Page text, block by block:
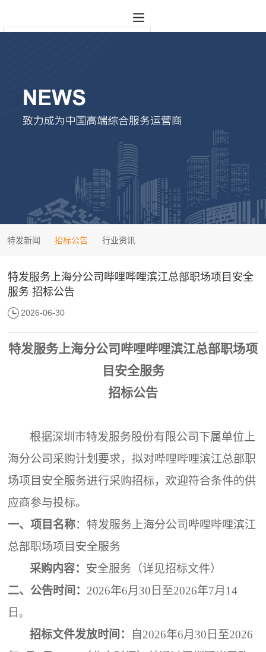
特发新闻 招标公告 行业资讯
特发服务上海分公司哔哩哔哩滨江总部职场项目安全
服务 招标公告
2026-06-30
特发服务上海分公司哔哩哔哩滨江总部职场项
目安全服务
招标公告
根据深圳市特发服务股份有限公司下属单位上
海分公司采购计划要求，拟对哔哩哔哩滨江总部职
场项目安全服务进行采购招标，欢迎符合条件的供
应商参与投标。
一、项目名称：特发服务上海分公司哔哩哔哩滨江
总部职场项目安全服务
采购内容： 安全服务 （详见招标文件）
二、 公告时间： 2026年6月 30 日至2026年7月 14
日。
招标文件发放时间： 自2026年6月 30 日至2026